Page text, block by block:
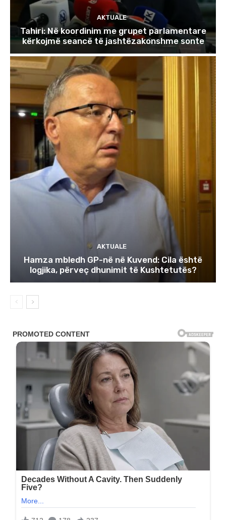
AKTUALE
Tahiri: Në koordinim me grupet parlamentare
kërkojmë seancë të jashtëzakonshme sonte
AKTUALE
Hamza mbledh GP-në në Kuvend: Cila është
logjika, përveç dhunimit të Kushtetutës?